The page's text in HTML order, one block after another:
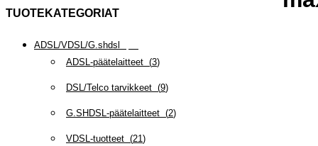
TUOTEKATEGORIAT
ADSL/VDSL/G.shdsl
ADSL-päätelaitteet (3)
DSL/Telco tarvikkeet (9)
G.SHDSL-päätelaitteet (2)
VDSL-tuotteet (21)